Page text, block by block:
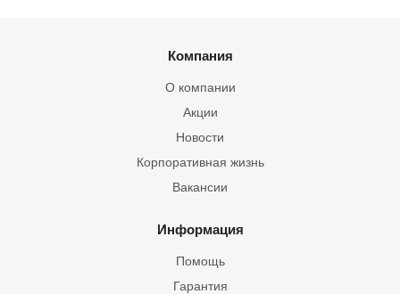
Компания
О компании
Акции
Новости
Корпоративная жизнь
Вакансии
Информация
Помощь
Гарантия